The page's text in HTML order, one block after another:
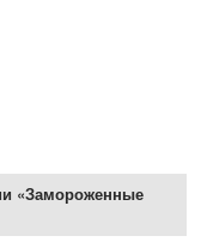
«Замороженные